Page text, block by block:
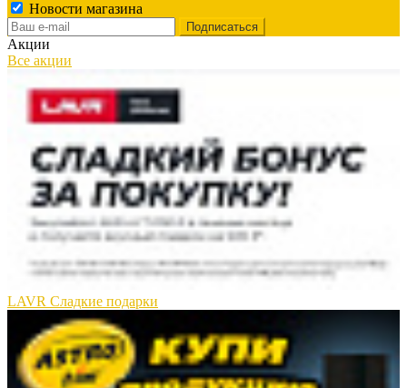
Новости магазина
Акции
Все акции
LAVR Сладкие подарки